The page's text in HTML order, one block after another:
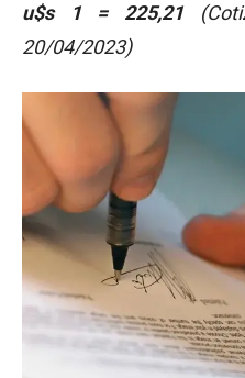
u$s 1 = 225,21
20/04/2023)